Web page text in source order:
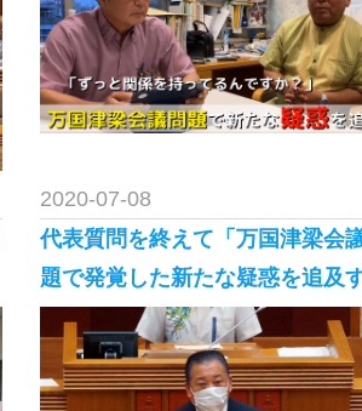
2020-07-08
代表質問を終えて「万国津梁会
題で発覚した新たな疑惑を追及
る」